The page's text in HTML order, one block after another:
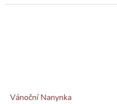
Vánoční Nanynka